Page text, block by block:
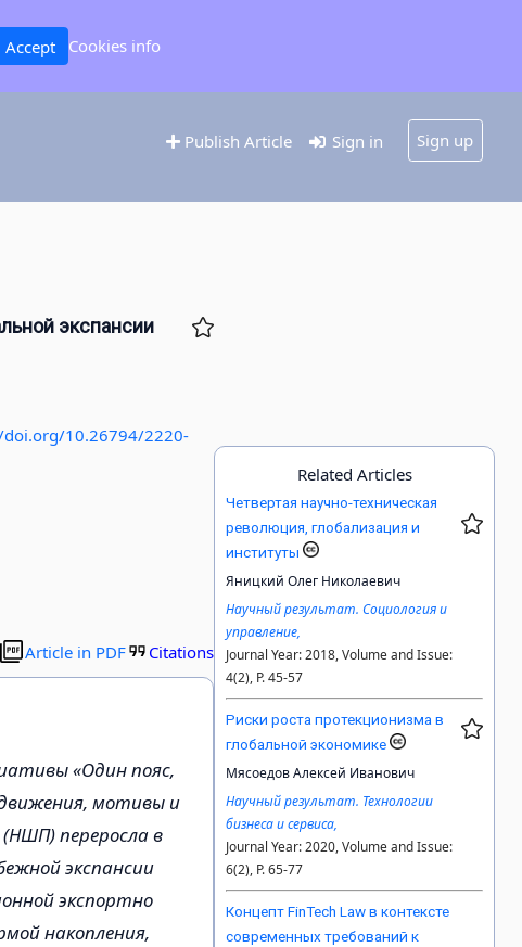
Publish Article Sign in Sign up
экспансии
10.26794/2220-
Article in PDF Citations
«Один пояс,
мотивы и
переросла в
экспансии
экспортно
накопления,
Related Articles
Четвертая научно-техническая
революция, глобализация и
институты
Яницкий Олег Николаевич
Научный результат. Социология и
управление,
Journal Year: 2018, Volume and Issue:
4(2), P. 45-57
Риски роста протекционизма в
глобальной экономике
Мясоедов Алексей Иванович
Научный результат. Технологии
бизнеса и сервиса,
Journal Year: 2020, Volume and Issue:
6(2), P. 65-77
Концепт FinTech Law в контексте
современных требований к
Accept Cookies info